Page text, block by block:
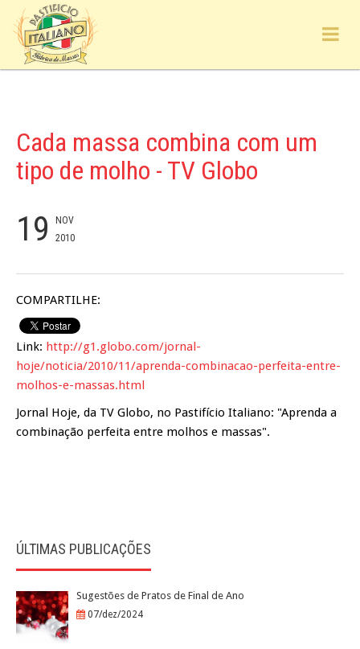
Cada massa combina com um
tipo de molho - TV Globo
19
NOV
2010
COMPARTILHE:
Link: http://g1.globo.com/jornal-
hoje/noticia/2010/11/aprenda-combinacao-perfeita-entre-
molhos-e-massas.html
Jornal Hoje, da TV Globo, no Pastifício Italiano: "Aprenda a
combinação perfeita entre molhos e massas".
ÚLTIMAS PUBLICAÇÕES
Sugestões de Pratos de Final de Ano
07/dez/2024